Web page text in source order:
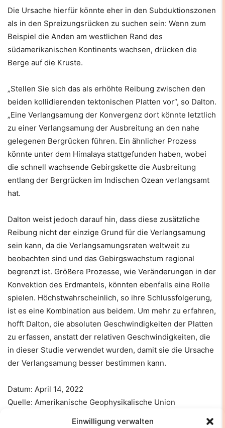
Einwilligung verwalten
Die Ursache hierfür könnte eher in den Subduktionszonen
als in den Spreizungsrücken zu suchen sein: Wenn zum
Beispiel die Anden am westlichen Rand des
südamerikanischen Kontinents wachsen, drücken die
Berge auf die Kruste.
„Stellen Sie sich das als erhöhte Reibung zwischen den
beiden kollidierenden tektonischen Platten vor“, so Dalton.
„Eine Verlangsamung der Konvergenz dort könnte letztlich
zu einer Verlangsamung der Ausbreitung an den nahe
gelegenen Bergrücken führen. Ein ähnlicher Prozess
könnte unter dem Himalaya stattgefunden haben, wobei
die schnell wachsende Gebirgskette die Ausbreitung
entlang der Bergrücken im Indischen Ozean verlangsamt
hat.
Dalton weist jedoch darauf hin, dass diese zusätzliche
Reibung nicht der einzige Grund für die Verlangsamung
sein kann, da die Verlangsamungsraten weltweit zu
beobachten sind und das Gebirgswachstum regional
begrenzt ist. Größere Prozesse, wie Veränderungen in der
Konvektion des Erdmantels, könnten ebenfalls eine Rolle
spielen. Höchstwahrscheinlich, so ihre Schlussfolgerung,
ist es eine Kombination aus beidem. Um mehr zu erfahren,
hofft Dalton, die absoluten Geschwindigkeiten der Platten
zu erfassen, anstatt der relativen Geschwindigkeiten, die
in dieser Studie verwendet wurden, damit sie die Ursache
der Verlangsamung besser bestimmen kann.
Datum: April 14, 2022
Quelle: Amerikanische Geophysikalische Union